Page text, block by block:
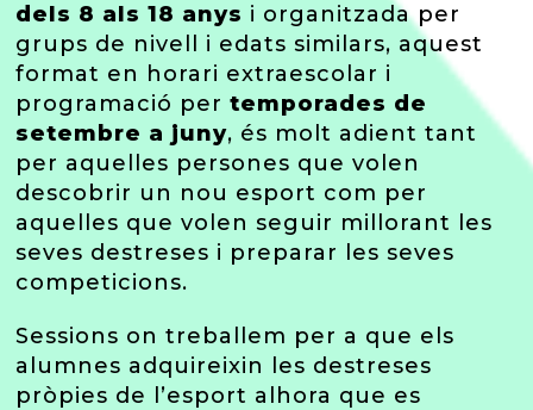
dels 8 als 18 anys i organitzada per
grups de nivell i edats similars, aquest
format en horari extraescolar i
programació per temporades de
setembre a juny, és molt adient tant
per aquelles persones que volen
descobrir un nou esport com per
aquelles que volen seguir millorant les
seves destreses i preparar les seves
competicions.
Sessions on treballem per a que els
alumnes adquireixin les destreses
pròpies de l’esport alhora que es